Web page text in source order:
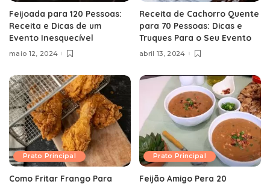
Feijoada para 120 Pessoas:
Receita e Dicas de um
Evento Inesquecível
maio 12, 2024
Receita de Cachorro Quente
para 70 Pessoas: Dicas e
Truques Para o Seu Evento
abril 13, 2024
Prato Principal
Como Fritar Frango Para
Prato Principal
Feijão Amigo Pera 20